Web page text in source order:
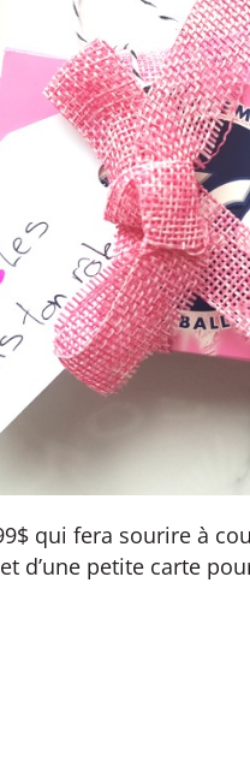
qui fera sourire à
d’une petite carte